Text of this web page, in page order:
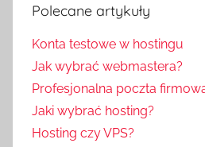
Polecane artykuły
Konta testowe w hostingu
Jak wybrać webmastera?
Profesjonalna poczta
Jaki wybrać hosting?
Hosting czy VPS?